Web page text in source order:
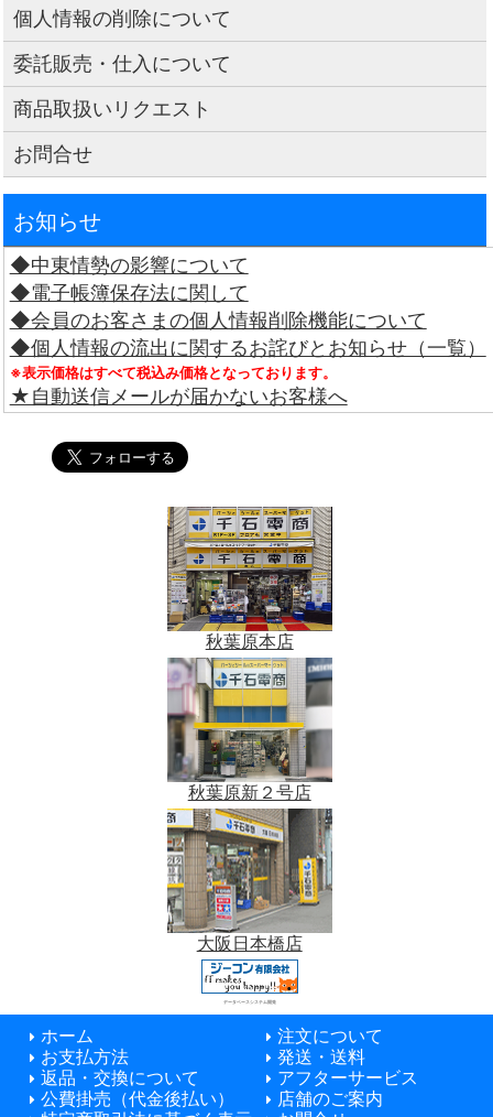
個人情報の削除について
委託販売・仕入について
商品取扱いリクエスト
お問合せ
お知らせ
◆中東情勢の影響について
◆電子帳簿保存法に関して
◆会員のお客さまの個人情報削除機能について
◆個人情報の流出に関するお詫びとお知らせ（一覧）
※表示価格はすべて税込み価格となっております。
★自動送信メールが届かないお客様へ
秋葉原本店
秋葉原新２号店
大阪日本橋店
データベースシステム開発
ホーム
注文について
お支払方法
発送・送料
返品・交換について
アフターサービス
公費掛売（代金後払い）
店舗のご案内